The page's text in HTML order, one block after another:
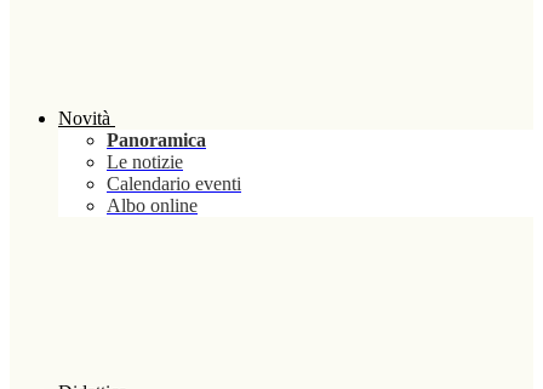
Novità
Panoramica
Le notizie
Calendario eventi
Albo online